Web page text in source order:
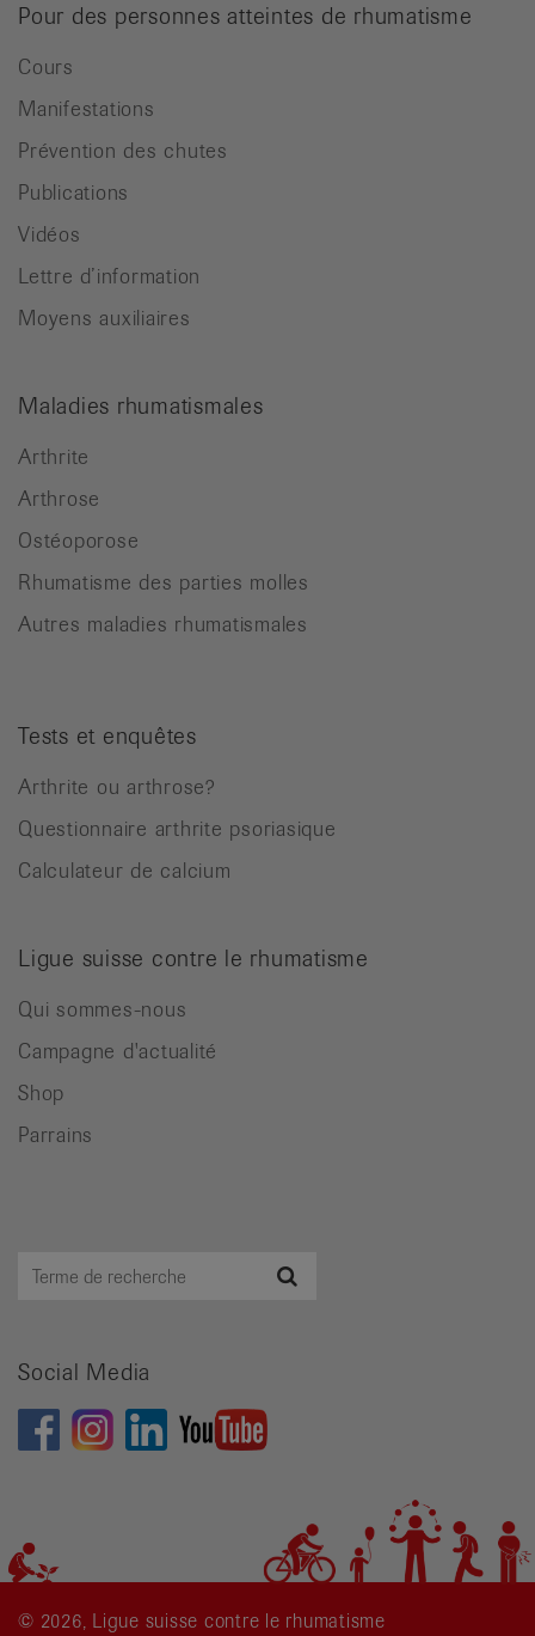
Pour des personnes atteintes de rhumatisme
Cours
Manifestations
Prévention des chutes
Publications
Vidéos
Lettre d’information
Moyens auxiliaires
Maladies rhumatismales
Arthrite
Arthrose
Ostéoporose
Rhumatisme des parties molles
Autres maladies rhumatismales
Tests et enquêtes
Arthrite ou arthrose?
Questionnaire arthrite psoriasique
Calculateur de calcium
Ligue suisse contre le rhumatisme
Qui sommes-nous
Campagne d'actualité
Shop
Parrains
Terme
Social Media
© 2026, Ligue suisse contre le rhumatisme